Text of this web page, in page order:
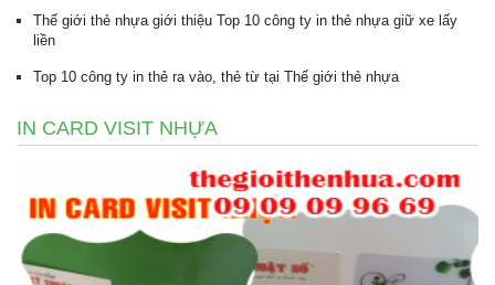
Thế giới thẻ nhựa giới thiệu Top 10 công ty in thẻ nhựa giữ xe lấy
liền
Top 10 công ty in thẻ ra vào, thẻ từ tại Thế giới thẻ nhựa
IN CARD VISIT NHỰA